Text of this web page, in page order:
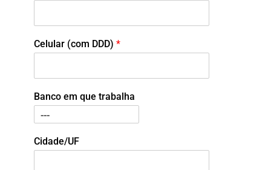
Celular (com DDD) *
Banco em que trabalha
Cidade/UF